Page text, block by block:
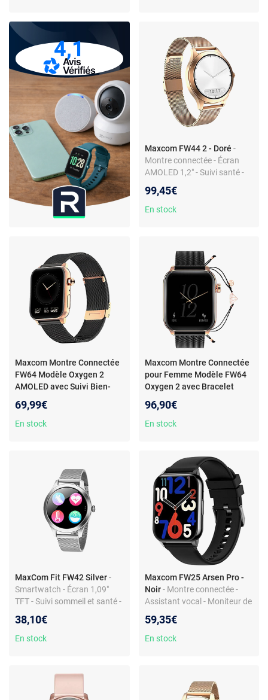
4,1
Maxcom FW44 2 - Doré -
Montre connectée - Écran
AMOLED 1,2" - Suivi santé -
milanaise
99,45€
En stock
Maxcom Montre Connectée
FW64 Modèle Oxygen 2
AMOLED avec Suivi Bien-
69,99€
En stock
Maxcom Montre Connectée
pour Femme Modèle FW64
Oxygen 2 avec Bracelet
96,90€
En stock
MaxCom Fit FW42 Silver-
Smartwatch - Écran 1,09"
TFT - Suivi sommeil et santé -
38,10€
En stock
Maxcom FW25 Arsen Pro -
Noir - Montre connectée -
Assistant vocal - Moniteur de
59,35€
En stock